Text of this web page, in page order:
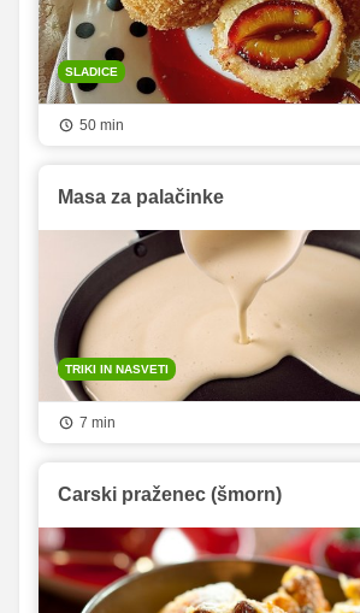
SLADICE
50 min
Masa za palačinke
TRIKI IN NASVETI
7 min
Carski praženec (šmorn)